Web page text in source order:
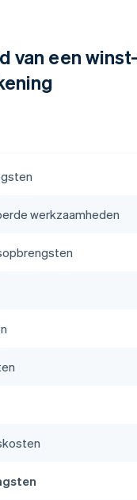
van een
werkzaamheden